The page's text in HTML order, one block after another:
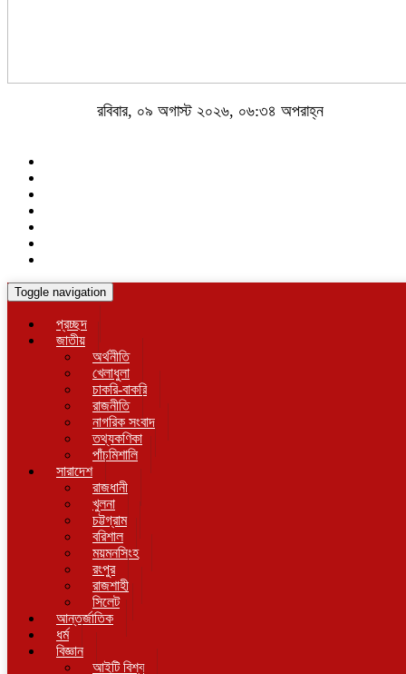
রবিবার, ০৯ অগাস্ট ২০২৬, ০৬:৩৪ অপরাহ্ন
Toggle navigation
প্রচ্ছদ
জাতীয়
অর্থনীতি
খেলাধুলা
চাকরি-বাকরি
রাজনীতি
নাগরিক সংবাদ
তথ্যকণিকা
পাঁচমিশালি
সারাদেশ
রাজধানী
খুলনা
চট্টগ্রাম
বরিশাল
ময়মনসিংহ
রংপুর
রাজশাহী
সিলেট
আন্তর্জাতিক
ধর্ম
বিজ্ঞান
আইটি বিশ্ব